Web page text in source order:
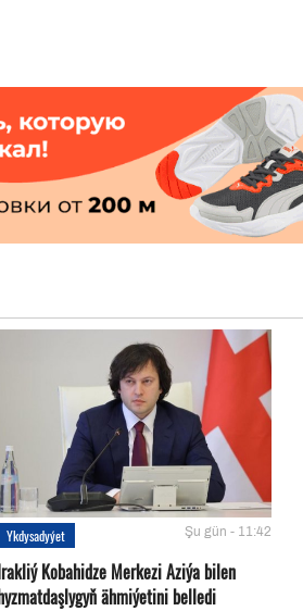
Ykdysadyýet Şu gün - 11:42
Kobahidze Merkezi Aziýa bilen
ähmiýetini belledi